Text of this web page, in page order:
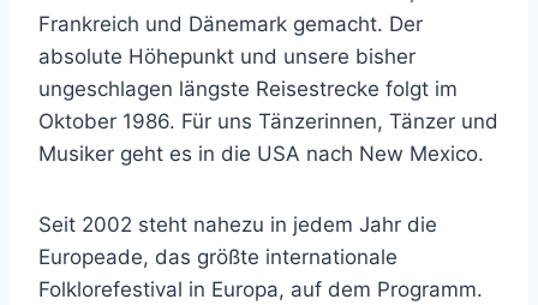
Frankreich und Dänemark gemacht. Der
absolute Höhepunkt und unsere bisher
ungeschlagen längste Reisestrecke folgt im
Oktober 1986. Für uns Tänzerinnen, Tänzer und
Musiker geht es in die USA nach New Mexico.
Seit 2002 steht nahezu in jedem Jahr die
Europeade, das größte internationale
Folklorefestival in Europa, auf dem Programm.